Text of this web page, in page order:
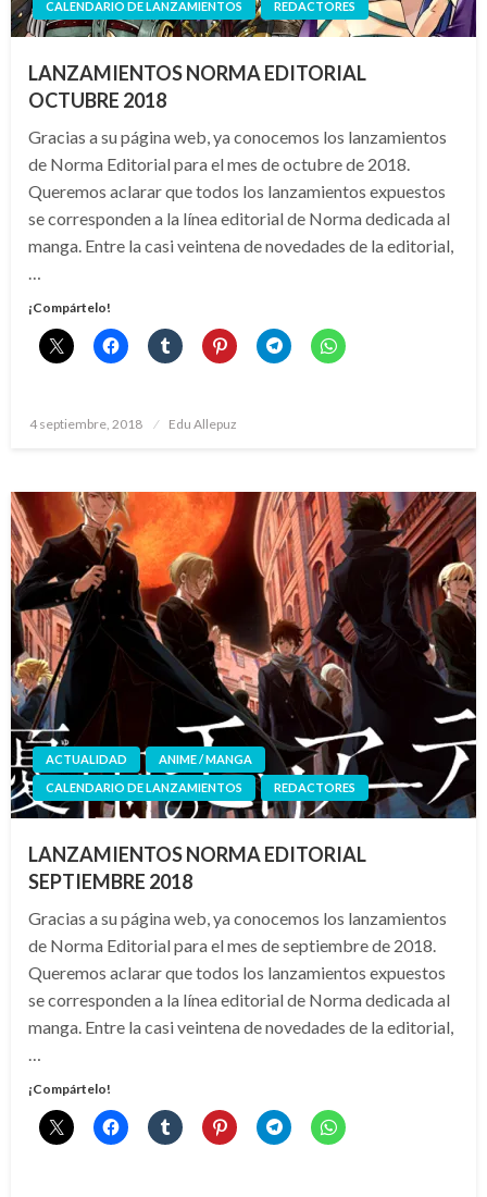
CALENDARIO DE LANZAMIENTOS REDACTORES
LANZAMIENTOS NORMA EDITORIAL
OCTUBRE 2018
Gracias a su página web, ya conocemos los lanzamientos
de Norma Editorial para el mes de octubre de 2018.
Queremos aclarar que todos los lanzamientos expuestos
se corresponden a la línea editorial de Norma dedicada al
manga. Entre la casi veintena de novedades de la editorial,
¡Compártelo!
Publicado
4 septiembre, 2018 Edu Allepuz
ACTUALIDAD
ANIME / MANGA
CALENDARIO DE LANZAMIENTOS
REDACTORES
LANZAMIENTOS NORMA EDITORIAL
SEPTIEMBRE 2018
Gracias a su página web, ya conocemos los lanzamientos
de Norma Editorial para el mes de septiembre de 2018.
Queremos aclarar que todos los lanzamientos expuestos
se corresponden a la línea editorial de Norma dedicada al
manga. Entre la casi veintena de novedades de la editorial,
¡Compártelo!